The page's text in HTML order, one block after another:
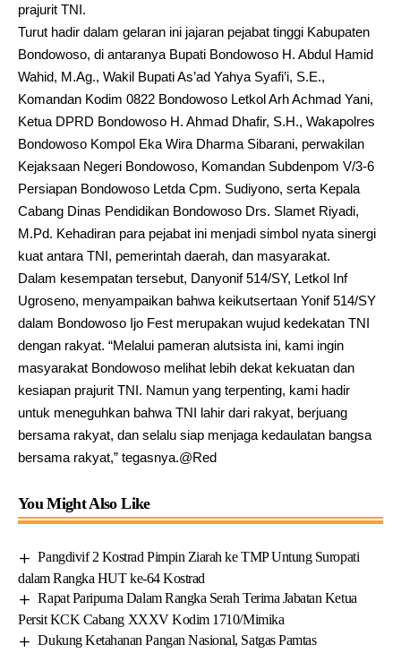
prajurit TNI.
Turut hadir dalam gelaran ini jajaran pejabat tinggi Kabupaten
Bondowoso, di antaranya Bupati Bondowoso H. Abdul Hamid
Wahid, M.Ag., Wakil Bupati As’ad Yahya Syafi’i, S.E.,
Komandan Kodim 0822 Bondowoso Letkol Arh Achmad Yani,
Ketua DPRD Bondowoso H. Ahmad Dhafir, S.H., Wakapolres
Bondowoso Kompol Eka Wira Dharma Sibarani, perwakilan
Kejaksaan Negeri Bondowoso, Komandan Subdenpom V/3-6
Persiapan Bondowoso Letda Cpm. Sudiyono, serta Kepala
Cabang Dinas Pendidikan Bondowoso Drs. Slamet Riyadi,
M.Pd. Kehadiran para pejabat ini menjadi simbol nyata sinergi
kuat antara TNI, pemerintah daerah, dan masyarakat.
Dalam kesempatan tersebut, Danyonif 514/SY, Letkol Inf
Ugroseno, menyampaikan bahwa keikutsertaan Yonif 514/SY
dalam Bondowoso Ijo Fest merupakan wujud kedekatan TNI
dengan rakyat. “Melalui pameran alutsista ini, kami ingin
masyarakat Bondowoso melihat lebih dekat kekuatan dan
kesiapan prajurit TNI. Namun yang terpenting, kami hadir
untuk meneguhkan bahwa TNI lahir dari rakyat, berjuang
bersama rakyat, dan selalu siap menjaga kedaulatan bangsa
bersama rakyat,” tegasnya.@Red
You Might Also Like
Pangdivif 2 Kostrad Pimpin Ziarah ke TMP Untung Suropati
dalam Rangka HUT ke-64 Kostrad
Rapat Paripurna Dalam Rangka Serah Terima Jabatan Ketua
Persit KCK Cabang XXXV Kodim 1710/Mimika
Dukung Ketahanan Pangan Nasional, Satgas Pamtas